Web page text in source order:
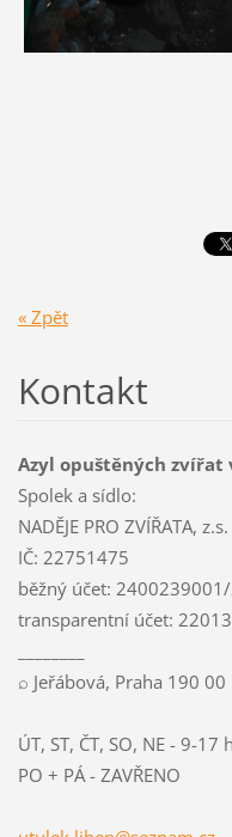
« Zpět
Kontakt
Azyl opuštěných zvířat
Spolek a sídlo:
NADĚJE PRO ZVÍŘATA,
IČ: 22751475
běžný účet:
transparentní účet:
⌕ Jeřábová, Praha 190 00
ÚT, ST, ČT, SO, NE - 9-17
PO + PÁ - ZAVŘENO